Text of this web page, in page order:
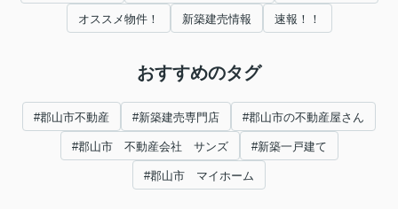
オススメ物件！ 新築建売情報 速報！！
おすすめのタグ
#郡山市不動産 #新築建売専門店 #郡山市の不動産屋さん
#郡山市 不動産会社 サンズ #新築一戸建て
#郡山市 マイホーム